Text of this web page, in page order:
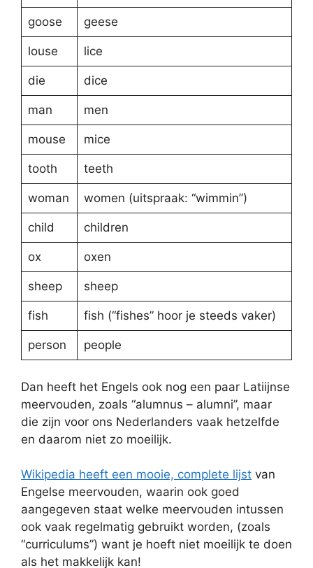
goose geese
louse lice
die dice
man men
mouse mice
tooth teeth
woman women (uitspraak: “wimmin”)
child children
ox oxen
sheep sheep
fish fish (“fishes” hoor je steeds vaker)
person people
Dan heeft het Engels ook nog een paar Latiijnse
meervouden, zoals “alumnus – alumni”, maar
die zijn voor ons Nederlanders vaak hetzelfde
en daarom niet zo moeilijk.
Wikipedia heeft een mooie, complete lijst van
Engelse meervouden, waarin ook goed
aangegeven staat welke meervouden intussen
ook vaak regelmatig gebruikt worden, (zoals
“curriculums”) want je hoeft niet moeilijk te doen
als het makkelijk kan!